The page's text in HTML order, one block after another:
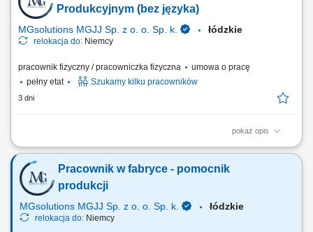
wysyłkową; Pomocnicza obsługa maszyn i stanowisk produkcyjnych w
nowoczesnym zakładzie; Dbanie o...
Produkcyjnym (bez języka)
MGsolutions MGJJ Sp. z o. o. Sp. k. łódzkie
relokacja do: Niemcy
pracownik fizyczny / pracowniczka fizyczna
umowa o pracę
pełny etat
Szukamy kilku pracowników
3 dni
pokaż opis
Opis stanowiska Wykonywanie podstawowych, niewymagających
trudnego wdrożenia zadań przy montażu i obróbce komponentów
motoryzacyjnych; Sprawne przygotowywanie gotowych elementów do
wysyłki, w tym ich bezpieczne pakowanie i etykietowanie; Wsparcie
bieżących procesów wytwórczych na...
Pracownik w fabryce - pomocnik
produkcji
MGsolutions MGJJ Sp. z o. o. Sp. k. łódzkie
relokacja do: Niemcy